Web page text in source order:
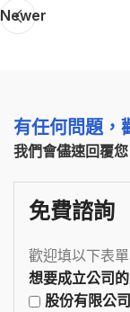
Newer
有任何問題，
我們會儘速回覆您
免費諮詢
歡迎填以下表
想要成立公司
股份有限公司